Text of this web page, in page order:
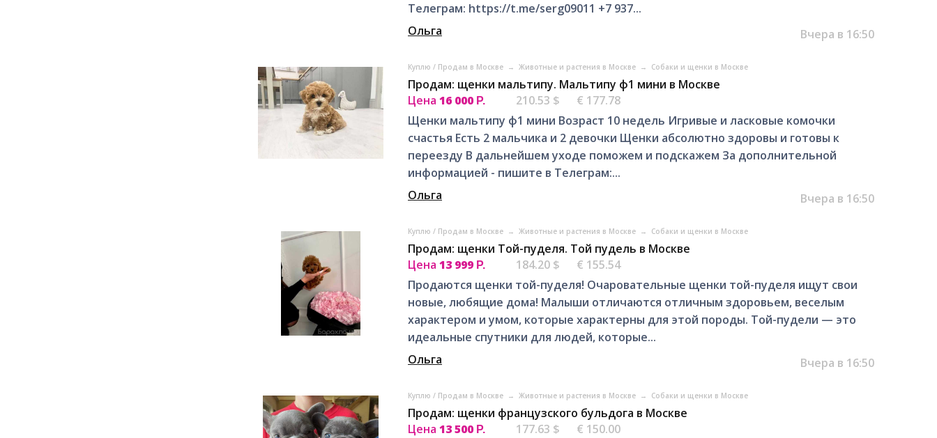
Телеграм: https://t.me/serg09011 +7 937...
Ольга
Вчера в 16:50
Куплю / Продам в Москве → Животные и растения в Москве → Собаки и щенки в Москве
Продам: щенки мальтипу. Мальтипу ф1 мини в Москве
Цена 16 000 Р. 210.53 $
€ 177.78
Щенки мальтипу ф1 мини Возраст 10 недель Игривые и ласковые комочки
счастья Есть 2 мальчика и 2 девочки Щенки абсолютно здоровы и готовы к
переезду В дальнейшем уходе поможем и подскажем За дополнительной
информацией - пишите в Телеграм:...
Ольга
Вчера в 16:50
Куплю / Продам в Москве → Животные и растения в Москве → Собаки и щенки в Москве
Продам: щенки Той-пуделя. Той пудель в Москве
Цена 13 999 Р. 184.20 $
€ 155.54
Продаются щенки той-пуделя! Очаровательные щенки той-пуделя ищут свои
новые, любящие дома! Малыши отличаются отличным здоровьем, веселым
характером и умом, которые характерны для этой породы. Той-пудели — это
идеальные спутники для людей, которые...
Ольга
Вчера в 16:50
Куплю / Продам в Москве → Животные и растения в Москве → Собаки и щенки в Москве
Продам: щенки французского бульдога в Москве
Цена 13 500 Р. 177.63 $
€ 150.00